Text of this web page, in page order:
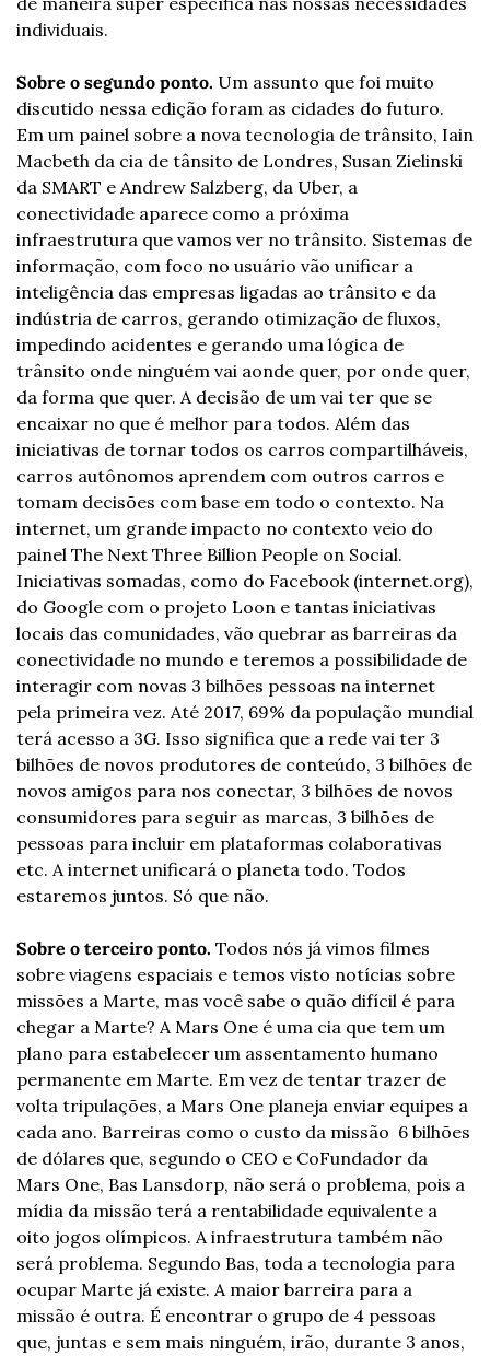
individuais.
Sobre o segundo ponto. Um assunto que foi muito
discutido nessa edição foram as cidades do futuro.
Em um painel sobre a nova tecnologia de trânsito, Iain
Macbeth da cia de tânsito de Londres, Susan Zielinski
da SMART e Andrew Salzberg, da Uber, a
conectividade aparece como a próxima
infraestrutura que vamos ver no trânsito. Sistemas de
informação, com foco no usuário vão unificar a
inteligência das empresas ligadas ao trânsito e da
indústria de carros, gerando otimização de fluxos,
impedindo acidentes e gerando uma lógica de
trânsito onde ninguém vai aonde quer, por onde quer,
da forma que quer. A decisão de um vai ter que se
encaixar no que é melhor para todos. Além das
iniciativas de tornar todos os carros compartilháveis,
carros autônomos aprendem com outros carros e
tomam decisões com base em todo o contexto. Na
internet, um grande impacto no contexto veio do
painel The Next Three Billion People on Social.
Iniciativas somadas, como do Facebook (internet.org),
do Google com o projeto Loon e tantas iniciativas
locais das comunidades, vão quebrar as barreiras da
conectividade no mundo e teremos a possibilidade de
interagir com novas 3 bilhões pessoas na internet
pela primeira vez. Até 2017, 69% da população mundial
terá acesso a 3G. Isso significa que a rede vai ter 3
bilhões de novos produtores de conteúdo, 3 bilhões de
novos amigos para nos conectar, 3 bilhões de novos
consumidores para seguir as marcas, 3 bilhões de
pessoas para incluir em plataformas colaborativas
etc. A internet unificará o planeta todo. Todos
estaremos juntos. Só que não.
Sobre o terceiro ponto. Todos nós já vimos filmes
sobre viagens espaciais e temos visto notícias sobre
missões a Marte, mas você sabe o quão difícil é para
chegar a Marte? A Mars One é uma cia que tem um
plano para estabelecer um assentamento humano
permanente em Marte. Em vez de tentar trazer de
volta tripulações, a Mars One planeja enviar equipes a
cada ano. Barreiras como o custo da missão ­ 6 bilhões
de dólares que, segundo o CEO e Co­Fundador da
Mars One, Bas Lansdorp, não será o problema, pois a
mídia da missão terá a rentabilidade equivalente a
oito jogos olímpicos. A infraestrutura também não
será problema. Segundo Bas, toda a tecnologia para
ocupar Marte já existe. A maior barreira para a
missão é outra. É encontrar o grupo de 4 pessoas
que, juntas e sem mais ninguém, irão, durante 3 anos,